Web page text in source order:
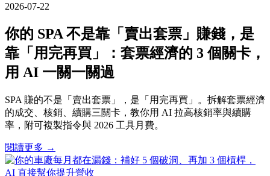
2026-07-22
你的 SPA 不是靠「賣出套票」賺錢，是
靠「用完再買」：套票經濟的 3 個關卡，
用 AI 一關一關過
SPA 賺的不是「賣出套票」，是「用完再買」。拆解套票經濟
的成交、核銷、續購三關卡，教你用 AI 拉高核銷率與續購
率，附可複製指令與 2026 工具月費。
閱讀更多 →